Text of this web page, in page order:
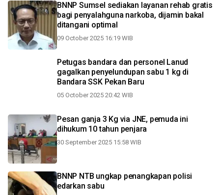
BNNP Sumsel sediakan layanan rehab gratis
bagi penyalahguna narkoba, dijamin bakal
ditangani optimal
09 October 2025 16:19 WIB
Petugas bandara dan personel Lanud
gagalkan penyelundupan sabu 1 kg di
Bandara SSK Pekan Baru
05 October 2025 20:42 WIB
Pesan ganja 3 Kg via JNE, pemuda ini
dihukum 10 tahun penjara
30 September 2025 15:58 WIB
BNNP NTB ungkap penangkapan polisi
edarkan sabu